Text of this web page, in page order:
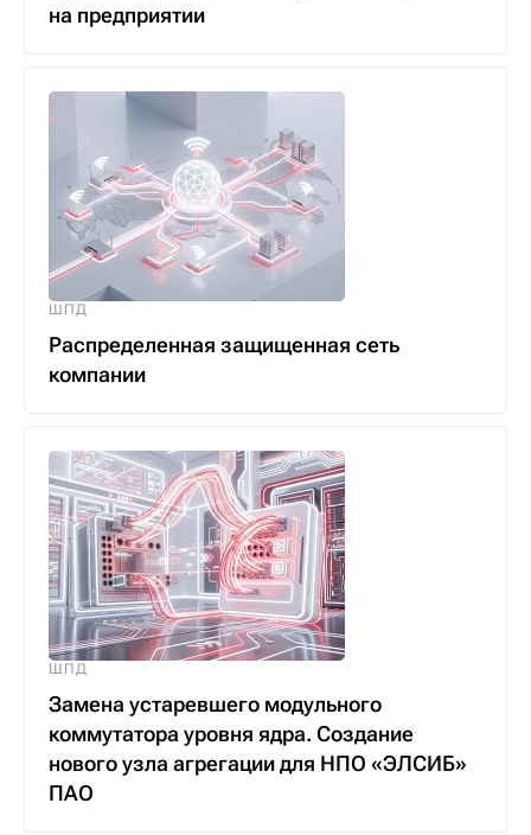
на предприятии
ШПД
Распределенная защищенная сеть
компании
ШПД
Замена устаревшего модульного
коммутатора уровня ядра. Создание
нового узла агрегации для НПО «ЭЛСИБ»
ПАО